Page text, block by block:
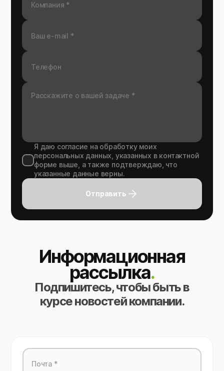
Я даю согласие на обработку моих
персональных данных, указанных в контактной
форме выше, а также подтверждаю, что
указанные данные верны.
Отправить
Информационная
рассылка.
Подпишитесь, чтобы быть в
курсе новостей компании.